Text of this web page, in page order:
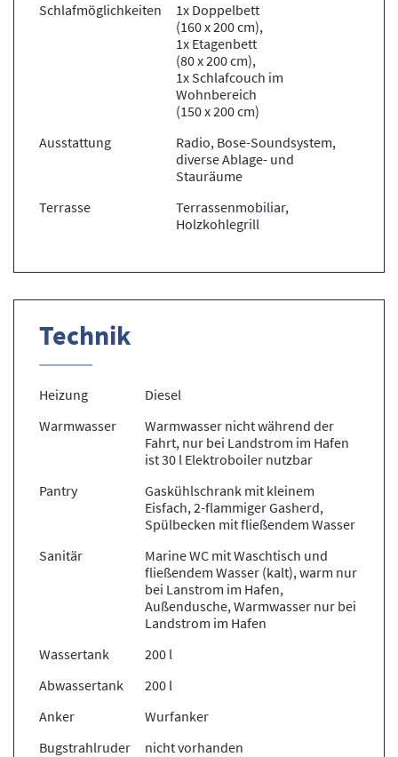
Schlafmöglichkeiten
1x Doppelbett
(160 x 200 cm),
1x Etagenbett
(80 x 200 cm),
1x Schlafcouch im
Wohnbereich
(150 x 200 cm)
Ausstattung
Radio, Bose-Soundsystem,
diverse Ablage- und
Stauräume
Terrasse
Terrassenmobiliar,
Holzkohlegrill
Technik
Heizung
Diesel
Warmwasser
Warmwasser nicht während der
Fahrt, nur bei Landstrom im Hafen
ist 30 l Elektroboiler nutzbar
Pantry
Gaskühlschrank mit kleinem
Eisfach, 2-flammiger Gasherd,
Spülbecken mit fließendem Wasser
Sanitär
Marine WC mit Waschtisch und
fließendem Wasser (kalt), warm nur
bei Lanstrom im Hafen,
Außendusche, Warmwasser nur bei
Landstrom im Hafen
Wassertank
200 l
Abwassertank
200 l
Anker
Wurfanker
Bugstrahlruder
nicht vorhanden